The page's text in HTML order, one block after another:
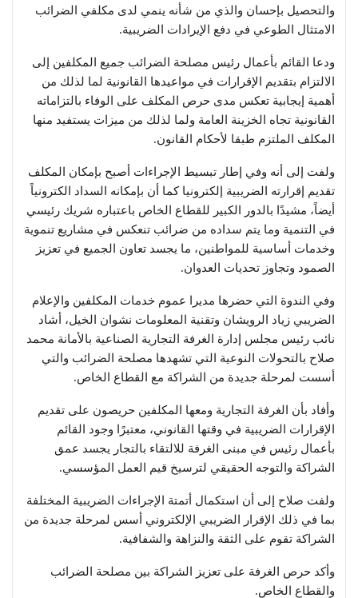
والتحصيل بإحسان والذي من شأنه ينمي لدى مكلفي الضرائب
الامتثال الطوعي في دفع الإيرادات الضريبية.
ودعا القائم بأعمال رئيس مصلحة الضرائب جميع المكلفين إلى
الالتزام بتقديم الإقرارات في مواعيدها القانونية لما لذلك من
أهمية إيجابية تعكس مدى حرص المكلف على الوفاء بالتزاماته
القانونية تجاه الخزينة العامة ولما لذلك من ميزات يستفيد منها
المكلف الملتزم طبقا لأحكام القانون.
ولفت إلى أنه وفي إطار تبسيط الإجراءات أصبح بإمكان المكلف
تقديم إقرارته الضريبية إلكترونيا كما أن بإمكانه السداد الكترونياً
أيضاً، مشيدًا بالدور الكبير للقطاع الخاص باعتباره شريك رئيسي
في التنمية وما يتم سداده من ضرائب تنعكس في مشاريع تنموية
وخدمات أساسية للمواطنين، ما يجسد تعاون الجميع في تعزيز
الصمود وتجاوز تحديات العدوان.
وفي الندوة التي حضرها مديرا عموم خدمات المكلفين والإعلام
الضريبي زياد الرويشان وتقنية المعلومات نشوان الخيل، أشاد
نائب رئيس مجلس إدارة الغرفة التجارية الصناعية بالأمانة محمد
صلاح بالتحولات النوعية التي تشهدها مصلحة الضرائب والتي
أسست لمرحلة جديدة من الشراكة مع القطاع الخاص.
وأفاد بأن الغرفة التجارية ومعها المكلفين حريصون على تقديم
الإقرارات الضريبية في وقتها القانوني، معتبرًا وجود القائم
بأعمال رئيس في مبنى الغرفة للالتقاء بالتجار يجسد عمق
الشراكة والتوجه الحقيقي لترسيخ قيم العمل المؤسسي.
ولفت صلاح إلى أن استكمال أتمتة الإجراءات الضريبية المختلفة
بما في ذلك الإقرار الضريبي الإلكتروني أسس لمرحلة جديدة من
الشراكة تقوم على الثقة والنزاهة والشفافية.
وأكد حرص الغرفة على تعزيز الشراكة بين مصلحة الضرائب
والقطاع الخاص.